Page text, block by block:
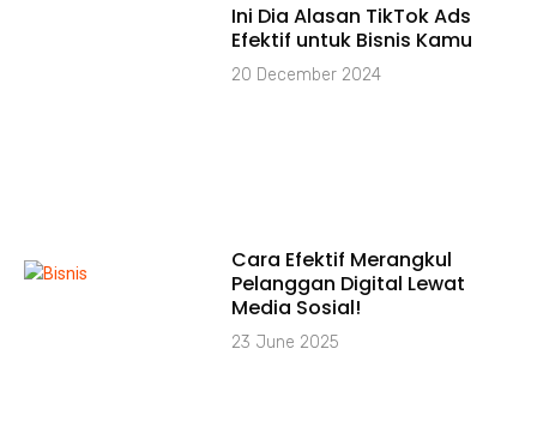
⁠Ini Dia Alasan TikTok Ads
Efektif untuk Bisnis Kamu
20 December 2024
Cara Efektif Merangkul
Pelanggan Digital Lewat
Media Sosial!
23 June 2025